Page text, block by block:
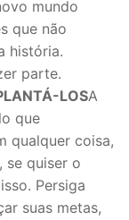
mundo
que não
história.
parte.
LOSA
que
qualquer coisa,
se quiser o
Persiga
suas metas,